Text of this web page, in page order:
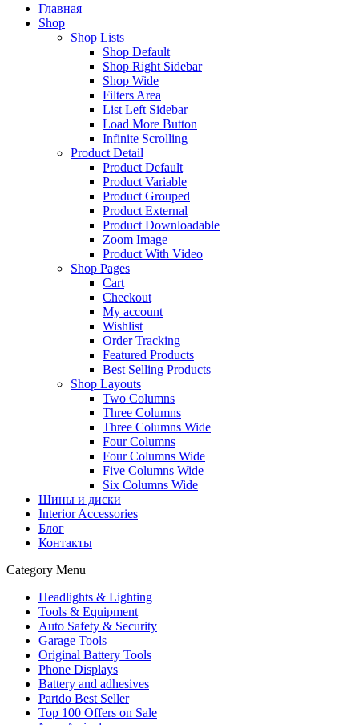
Главная
Shop
Shop Lists
Shop Default
Shop Right Sidebar
Shop Wide
Filters Area
List Left Sidebar
Load More Button
Infinite Scrolling
Product Detail
Product Default
Product Variable
Product Grouped
Product External
Product Downloadable
Zoom Image
Product With Video
Shop Pages
Cart
Checkout
My account
Wishlist
Order Tracking
Featured Products
Best Selling Products
Shop Layouts
Two Columns
Three Columns
Three Columns Wide
Four Columns
Four Columns Wide
Five Columns Wide
Six Columns Wide
Шины и диски
Interior Accessories
Блог
Контакты
Category Menu
Headlights & Lighting
Tools & Equipment
Auto Safety & Security
Garage Tools
Original Battery Tools
Phone Displays
Battery and adhesives
Partdo Best Seller
Top 100 Offers on Sale